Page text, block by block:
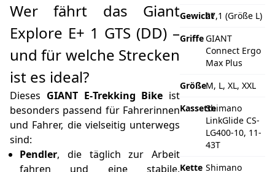
Wer fährt das Giant
Explore E+ 1 GTS (DD) –
und für welche Strecken
ist es ideal?
Dieses GIANT E‑Trekking Bike ist
besonders passend für Fahrerinnen
und Fahrer, die vielseitig unterwegs
sind:
Pendler, die täglich zur Arbeit
fahren und eine stabile,
Gewicht27,1 (Größe L)
GriffeGIANT
Connect Ergo
Max Plus
GrößeM, L, XL, XXL
KassetteShimano
LinkGlide CS-
LG400-10, 11-
43T
Kette Shimano